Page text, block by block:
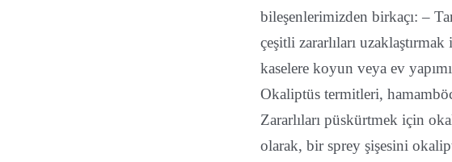
bileşenlerimizden birkaçı: –
çeşitli zararlıları
kaselere koyun veya ev
Okaliptüs termitleri,
Zararlıları püskürtmek için
olarak, bir sprey şişesini